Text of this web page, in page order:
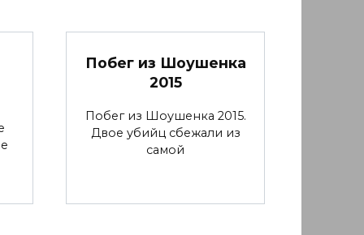
Побег из Шоушенка
2015
Побег из Шоушенка 2015.
Двое убийц сбежали из
самой